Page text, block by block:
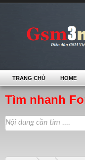
Tìm nhanh
TRANG CHỦ HOME